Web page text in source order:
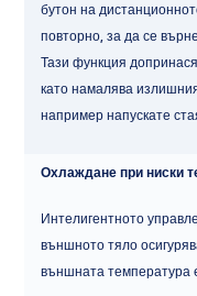
бутон на
повторно, за да се
Тази функция
като намалява
например напускате
Охлаждане при ниски
Интелигентното
външното тяло
външната температура